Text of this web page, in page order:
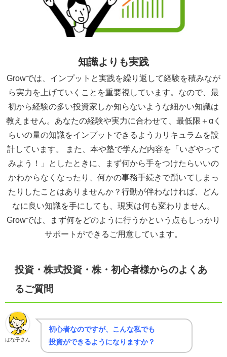
知識よりも実践
Growでは、インプットと実践を繰り返して経験を積みなが
ら実力を上げていくことを重要視しています。なので、最
初から経験の多い投資家しか知らないような細かい知識は
教えません。あなたの経験や実力に合わせて、最低限＋αく
らいの量の知識をインプットできるようカリキュラムを設
計しています。 また、本や塾で学んだ内容を「いざやって
みよう！」としたときに、まず何から手をつけたらいいの
かわからなくなったり、何かの事務手続きで躓いてしまっ
たりしたことはありませんか？行動が伴わなければ、どん
なに良い知識を手にしても、現実は何も変わりません。
Growでは、まず何をどのように行うかという点もしっかり
サポートができるご用意しています。
投資・株式投資・株・初心者様からのよくあ
るご質問
はな子さん
初心者なのですが、こんな私でも
投資ができるようになりますか？